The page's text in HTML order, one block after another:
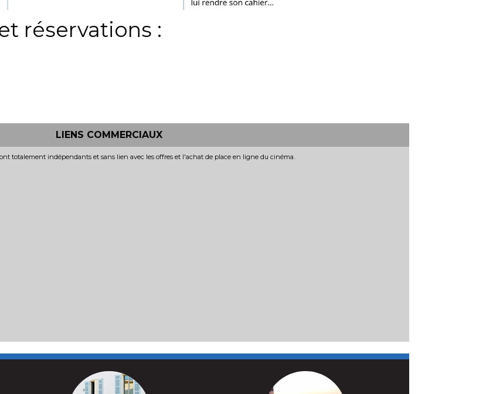
réservations :
LIENS COMMERCIAUX
totalement indépendants et sans lien avec les offres et l'achat de place en ligne du cinéma.